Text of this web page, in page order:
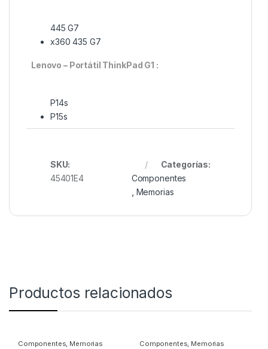
445 G7
x360 435 G7
Lenovo – Portátil ThinkPad G1 :
P14s
P15s
SKU:
45401E4
Categorías:
Componentes
Memorias
Productos relacionados
Componentes, Memorias Componentes, Memorias